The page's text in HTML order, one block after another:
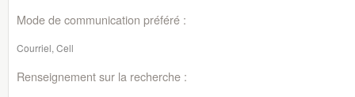
Mode de communication préféré :
Courriel, Cell
Renseignement sur la recherche :